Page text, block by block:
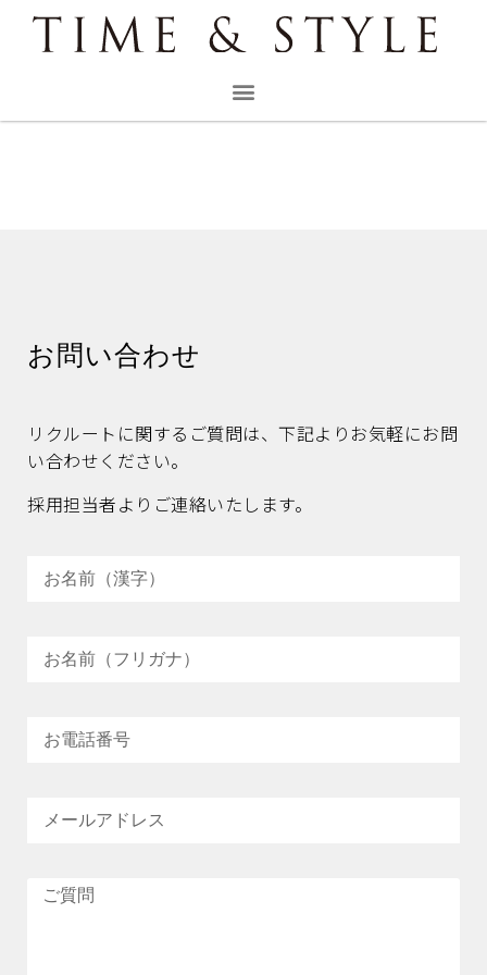
お問い合わせ
リクルートに関するご質問は、下記よりお気軽にお問
い合わせください。
採用担当者よりご連絡いたします。